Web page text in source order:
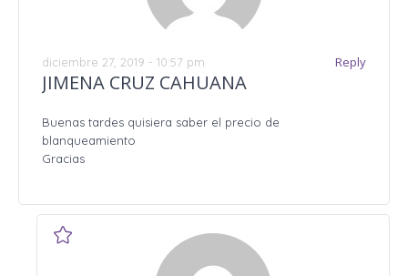
Reply
diciembre 27, 2019 - 10:57 pm
JIMENA CRUZ CAHUANA
Buenas tardes quisiera saber el precio de
blanqueamiento
Gracias